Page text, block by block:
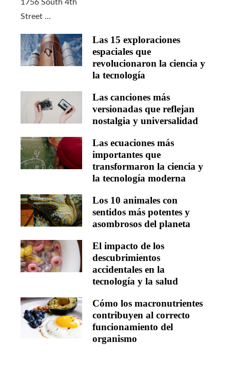
Las 15 exploraciones
espaciales que
revolucionaron la ciencia y
la tecnología
Las canciones más
versionadas que reflejan
nostalgia y universalidad
Las ecuaciones más
importantes que
transformaron la ciencia y
la tecnología moderna
Los 10 animales con
sentidos más potentes y
asombrosos del planeta
El impacto de los
descubrimientos
accidentales en la
tecnología y la salud
Cómo los macronutrientes
contribuyen al correcto
funcionamiento del
organismo